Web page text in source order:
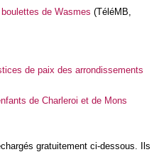
de Wasmes (TéléMB,
de paix des arrondissements
de Charleroi et de Mons
gratuitement ci-dessous. Ils